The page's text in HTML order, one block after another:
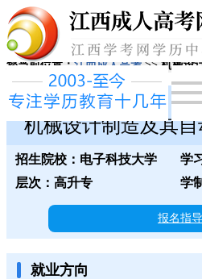
您当前位置： 江西成人高考 >> 机械设
电子科技大学
机械设计制造及其自
招生院校：电子科技大学
学
层次：高升专
学
报名指导
就业方向